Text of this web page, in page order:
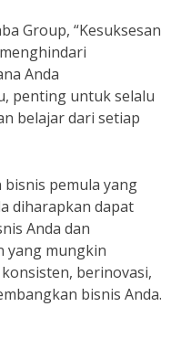
Group, “Kesuksesan
Anda
penting untuk selalu
belajar dari setiap
pemula yang
diharapkan dapat
Anda dan
yang mungkin
berinovasi,
bisnis Anda.